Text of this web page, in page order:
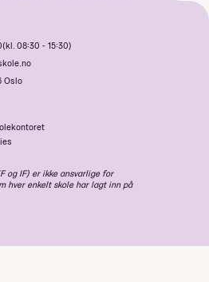
(kl. 08:30 - 15:30)
Oslo
og IF) er ikke ansvarlige for
hver enkelt skole har lagt inn på